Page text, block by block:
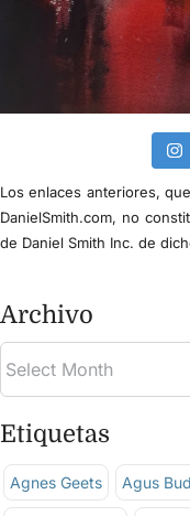
Los enlaces anteriores,
DanielSmith.com, no
de Daniel Smith Inc. de
Archivo
Etiquetas
Agnes Geets Agus